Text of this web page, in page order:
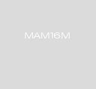
МАМ16М